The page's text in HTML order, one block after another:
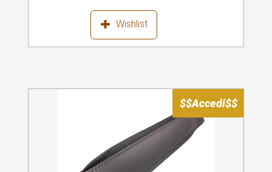
Wishlist
$$Accedi$$